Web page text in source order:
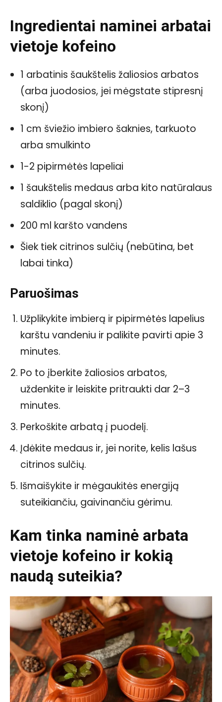
Ingredientai naminei arbatai
vietoje kofeino
1 arbatinis šaukštelis žaliosios arbatos
(arba juodosios, jei mėgstate stipresnį
skonį)
1 cm šviežio imbiero šaknies, tarkuoto
arba smulkinto
1-2 pipirmėtės lapeliai
1 šaukštelis medaus arba kito natūralaus
saldiklio (pagal skonį)
200 ml karšto vandens
Šiek tiek citrinos sulčių (nebūtina, bet
labai tinka)
Paruošimas
Užplikykite imbierą ir pipirmėtės lapelius
karštu vandeniu ir palikite pavirti apie 3
minutes.
Po to įberkite žaliosios arbatos,
uždenkite ir leiskite pritraukti dar 2–3
minutes.
Perkoškite arbatą į puodelį.
Įdėkite medaus ir, jei norite, kelis lašus
citrinos sulčių.
Išmaišykite ir mėgaukitės energiją
suteikiančiu, gaivinančiu gėrimu.
Kam tinka naminė arbata
vietoje kofeino ir kokią
naudą suteikia?